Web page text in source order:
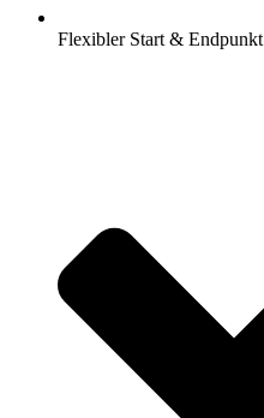
Flexibler Start & Endpunkt